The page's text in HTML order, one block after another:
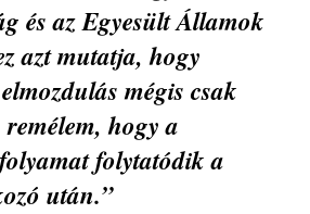
és az Egyesült Államok
azt mutatja, hogy
mégis csak
hogy a
folytatódik a
után.”